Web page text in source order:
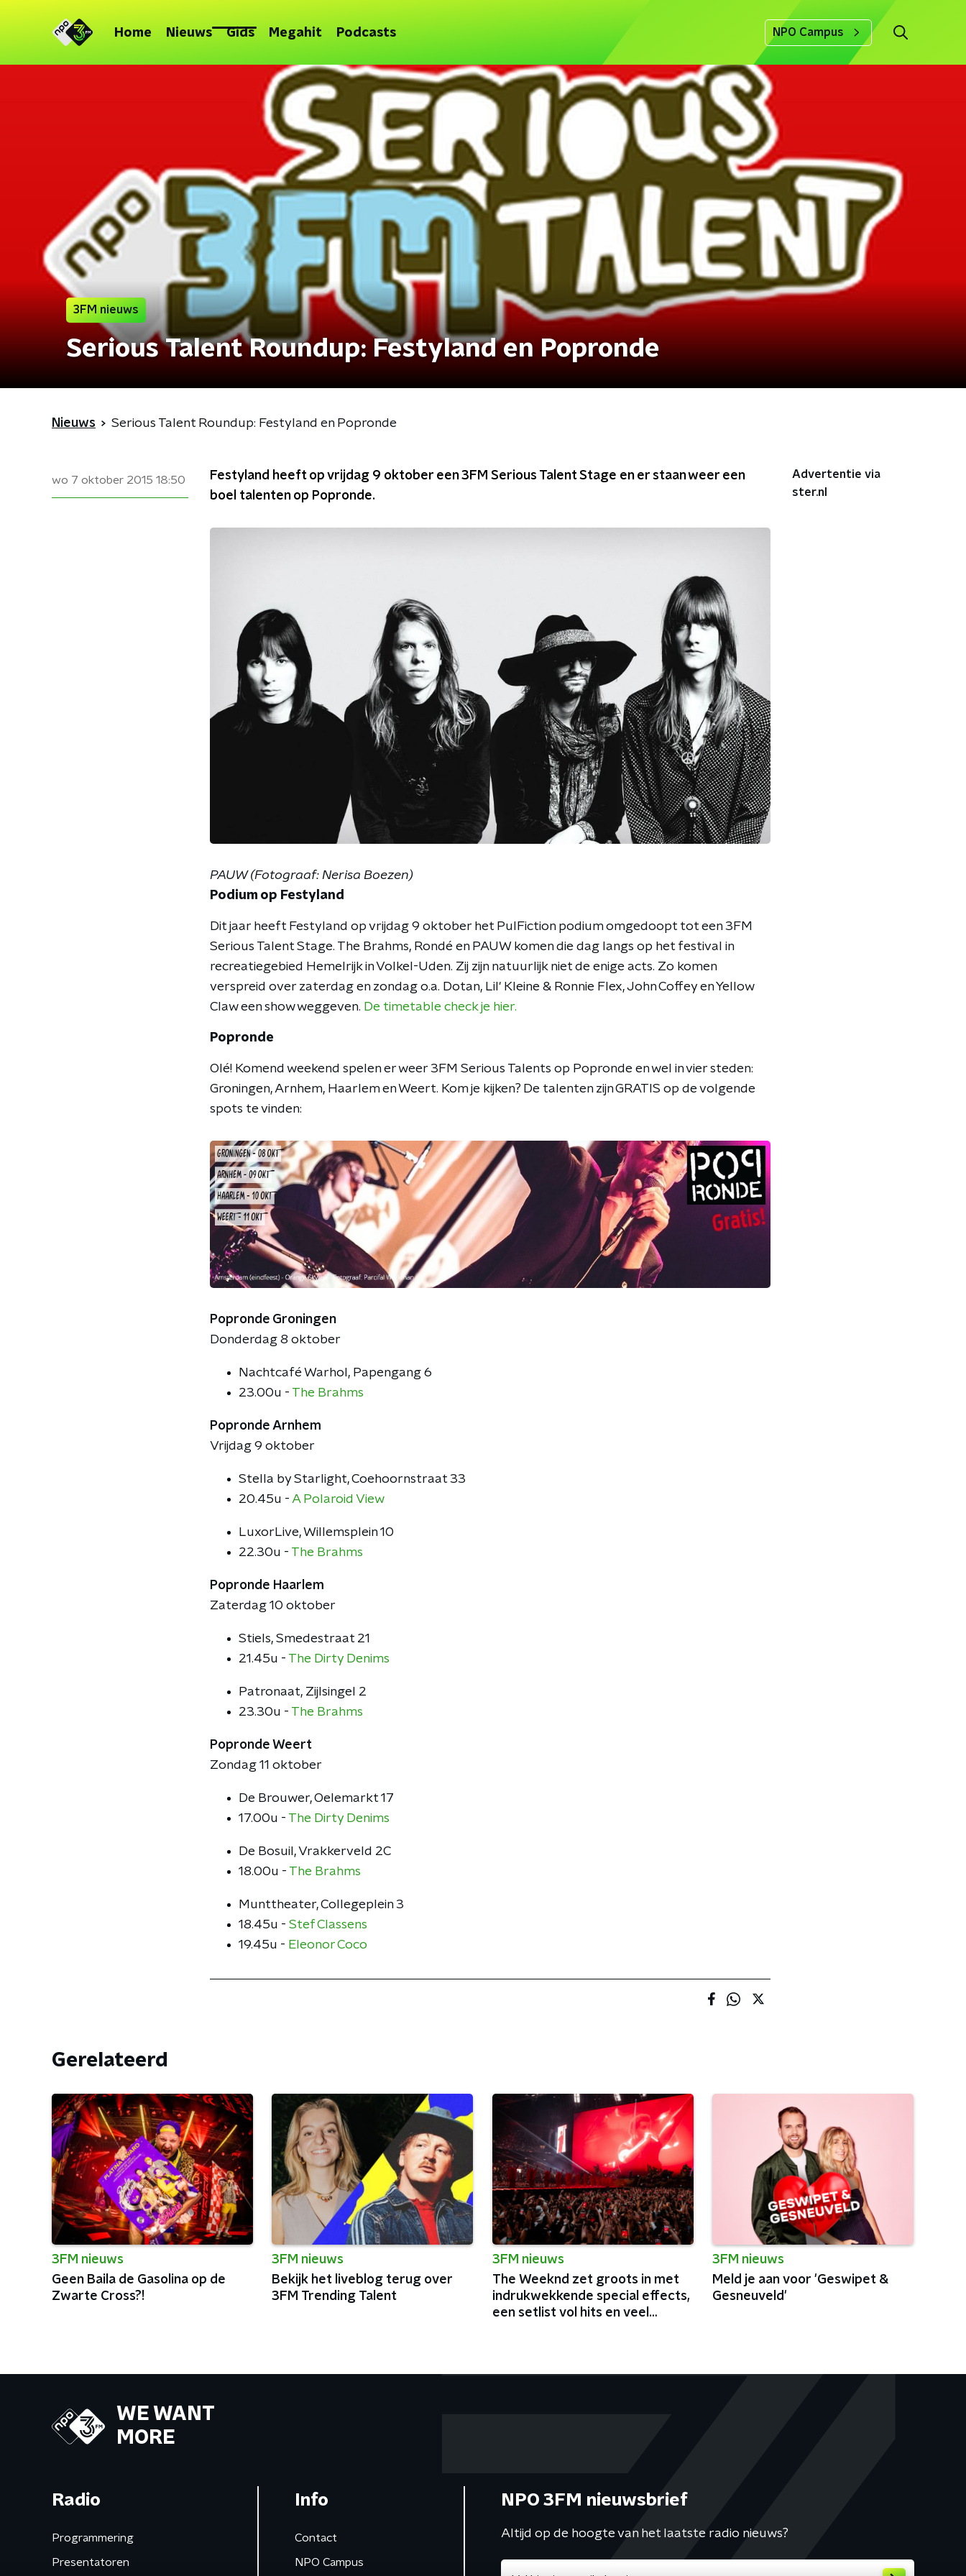
Home Nieuws Gids Megahit Podcasts NPO Campus
3FM nieuws
Serious Talent Roundup: Festyland en Popronde
Nieuws Serious Talent Roundup: Festyland en Popronde
wo 7 oktober 2015 18:50
Festyland heeft op vrijdag 9 oktober een 3FM Serious Talent Stage en er staan weer een
boel talenten op Popronde.
PAUW (Fotograaf: Nerisa Boezen)
Podium op Festyland
Dit jaar heeft Festyland op vrijdag 9 oktober het PulFiction podium omgedoopt tot een 3FM
Serious Talent Stage. The Brahms, Rondé en PAUW komen die dag langs op het festival in
recreatiegebied Hemelrijk in Volkel-Uden. Zij zijn natuurlijk niet de enige acts. Zo komen
verspreid over zaterdag en zondag o.a. Dotan, Lil' Kleine & Ronnie Flex, John Coffey en Yellow
Claw een show weggeven. De timetable check je hier.
Popronde
Olé! Komend weekend spelen er weer 3FM Serious Talents op Popronde en wel in vier steden:
Groningen, Arnhem, Haarlem en Weert. Kom je kijken? De talenten zijn GRATIS op de volgende
spots te vinden:
Popronde Groningen
Donderdag 8 oktober
Nachtcafé Warhol, Papengang 6
23.00u - The Brahms
Popronde Arnhem
Vrijdag 9 oktober
Stella by Starlight, Coehoornstraat 33
20.45u - A Polaroid View
LuxorLive, Willemsplein 10
22.30u - The Brahms
Popronde Haarlem
Zaterdag 10 oktober
Stiels, Smedestraat 21
21.45u - The Dirty Denims
Patronaat, Zijlsingel 2
23.30u - The Brahms
Popronde Weert
Zondag 11 oktober
De Brouwer, Oelemarkt 17
17.00u - The Dirty Denims
De Bosuil, Vrakkerveld 2C
18.00u - The Brahms
Munttheater, Collegeplein 3
18.45u - Stef Classens
19.45u - Eleonor Coco
Advertentie via
ster.nl
Gerelateerd
3FM nieuws
Geen Baila de Gasolina op de
Zwarte Cross?!
3FM nieuws
Bekijk het liveblog terug over
3FM Trending Talent
3FM nieuws
The Weeknd zet groots in met
indrukwekkende special effects,
een setlist vol hits en veel
3FM nieuws
Meld je aan voor 'Geswipet &
Gesneuveld'
WE WANT
MORE
Radio
Programmering
Presentatoren
Info
Contact
NPO Campus
NPO 3FM nieuwsbrief
Altijd op de hoogte van het laatste radio nieuws?